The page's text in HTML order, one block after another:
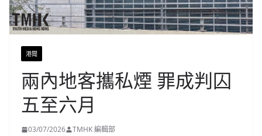
港聞
兩內地客攜私煙 罪成判囚
五至六月
03/07/2026 TMHK 編輯部